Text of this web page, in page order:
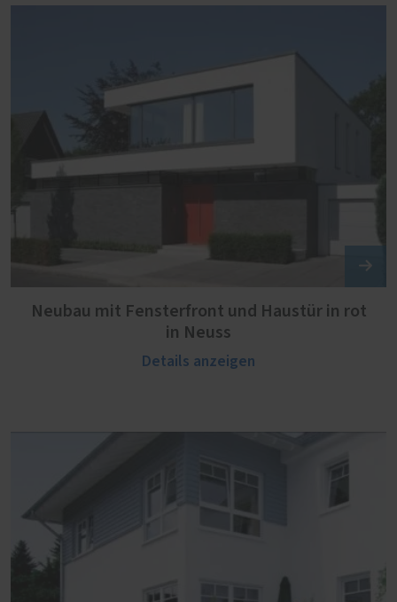
Neubau mit Fensterfront und Haustür in rot
in Neuss
Details anzeigen